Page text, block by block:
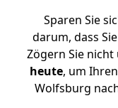
Sparen Sie
darum, dass
Zögern Sie nicht
heute, um
Wolfsburg